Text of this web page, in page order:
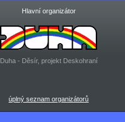
Hlavní organizátor
Duha - Děsír, projekt Deskohraní
úplný seznam organizátorů